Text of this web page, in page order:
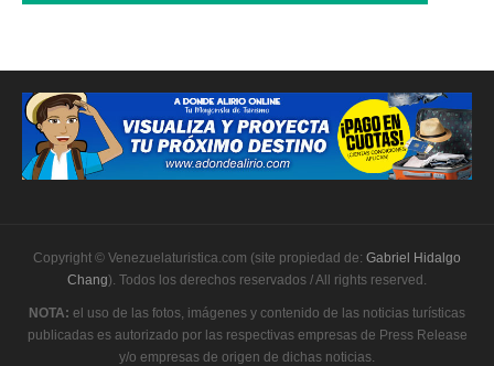
Copyright © Venezuelaturistica.com (site propiedad de: Gabriel Hidalgo
Chang). Todos los derechos reservados / All rights reserved.
NOTA: el uso de las fotos, imágenes y contenido de las noticias turísticas
publicadas es autorizado por las respectivas empresas de Press Release
y/o empresas de origen de dichas noticias.